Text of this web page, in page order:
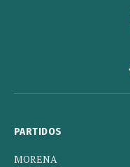
PARTIDOS
MORENA